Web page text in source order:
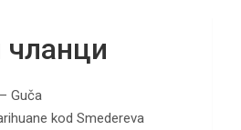
Guča
kod Smedereva